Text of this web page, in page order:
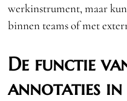
werkinstrument, maar
binnen teams of met
De functie
annotaties